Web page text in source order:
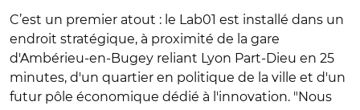
C’est un premier atout : le Lab01 est installé dans un
endroit stratégique, à proximité de la gare
d'Ambérieu-en-Bugey reliant Lyon Part-Dieu en 25
minutes, d'un quartier en politique de la ville et d'un
futur pôle économique dédié à l'innovation. "Nous